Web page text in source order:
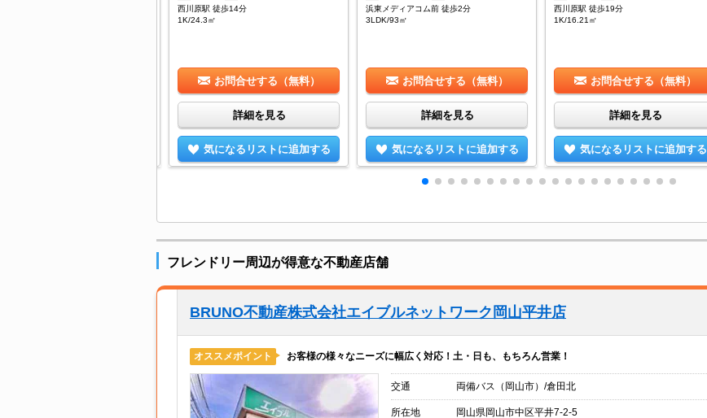
西川原駅 徒歩14分
1K/24.3㎡
お問合せする（無料）
詳細を見る
気になるリストに追加する
浜東メディアコム前 徒歩2分
3LDK/93㎡
お問合せする（無料）
詳細を見る
気になるリストに追加する
西川原駅 徒歩19分
1K/16.21㎡
お問合せする（無料）
詳細を見る
気になるリストに追加する
フレンドリー周辺が得意な不動産店舗
BRUNO不動産株式会社エイブルネットワーク岡山平井店
オススメポイント お客様の様々なニーズに幅広く対応！土・日も、もちろん営業！
交通 両備バス（岡山市）/倉田北
所在地 岡山県岡山市中区平井7-2-5